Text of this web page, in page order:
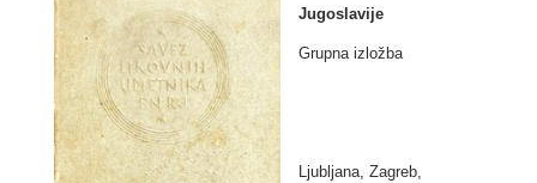
Jugoslavije
Grupna izložba
Ljubljana, Zagreb,